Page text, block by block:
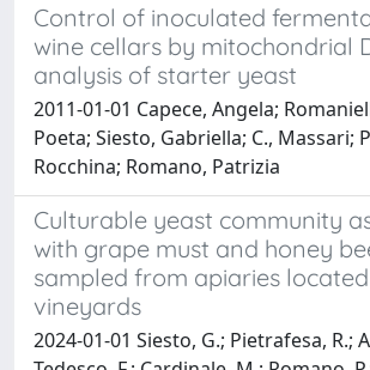
Control of inoculated
wine cellars by mitochondrial
analysis of starter yeast
2011-01-01 Capece, Angela;
Poeta; Siesto, Gabriella; C., Massari;
Rocchina; Romano, Patrizia
Culturable yeast community
with grape must and honey
sampled from apiaries
vineyards
2024-01-01 Siesto, G.; Pietrafesa, R.;